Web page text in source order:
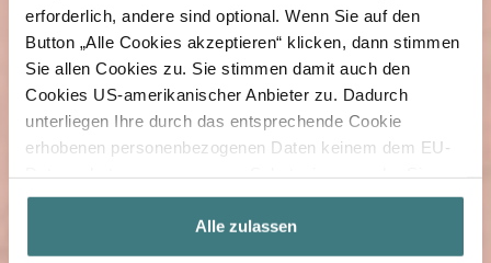
erforderlich, andere sind optional. Wenn Sie auf den
Button „Alle Cookies akzeptieren“ klicken, dann stimmen
Sie allen Cookies zu. Sie stimmen damit auch den
Cookies US-amerikanischer Anbieter zu. Dadurch
unterliegen Ihre durch das entsprechende Cookie
erhobenen personenbezogenen Daten keinem dem EU-
haben in diesem Fall nur eingeschränkte bis keine
datenschutzrechtlichen Rechte in den USA und
insbesondere kann auch die US-amerikanische
Alle zulassen